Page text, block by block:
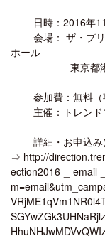
日時：2016年11
会場： ザ・プリ
ホール
東京都港区
参加費：無料（
主催：トレンド
詳細・お申込み
⇒ http://
ection2016-_-email-